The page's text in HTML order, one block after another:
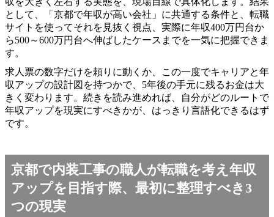
として、「京都で年収が高い会社」に共通する条件と、転職
サイトを使ってそれを見抜く視点、実際に年収400万円台か
ら500～600万円台へ伸ばしたケースまでを一気に把握できま
す。
求人票の数字だけを頼りに動くか、この一度でキャリアと年
収アップの設計図を持つかで、5年後の手元に残るお金は大
きく変わります。続きを読み進めれば、自分がどのルートで
年収アップを現実にすべきかが、はっきり言語化できるはず
です。
京都で内装工事の職人が転職を考え年収
アップを目指す際、最初に整理すべき3
つの現実